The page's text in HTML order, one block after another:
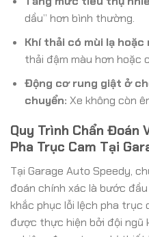
dầu” hơn bình thường.
Khí thải có mùi lạ
thải đậm màu hơn hoặc
Động cơ rung giật ở
chuyển: Xe không còn
Quy Trình Chẩn Đoán
Pha Trục Cam Tại
Tại Garage Auto Speedy,
đoán chính xác là bước
khắc phục lỗi lệch pha trục
được thực hiện bởi đội ngũ